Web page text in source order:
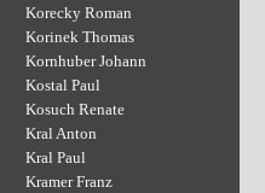
Korecky Roman
Korinek Thomas
Kornhuber Johann
Kostal Paul
Kosuch Renate
Kral Anton
Kral Paul
Kramer Franz